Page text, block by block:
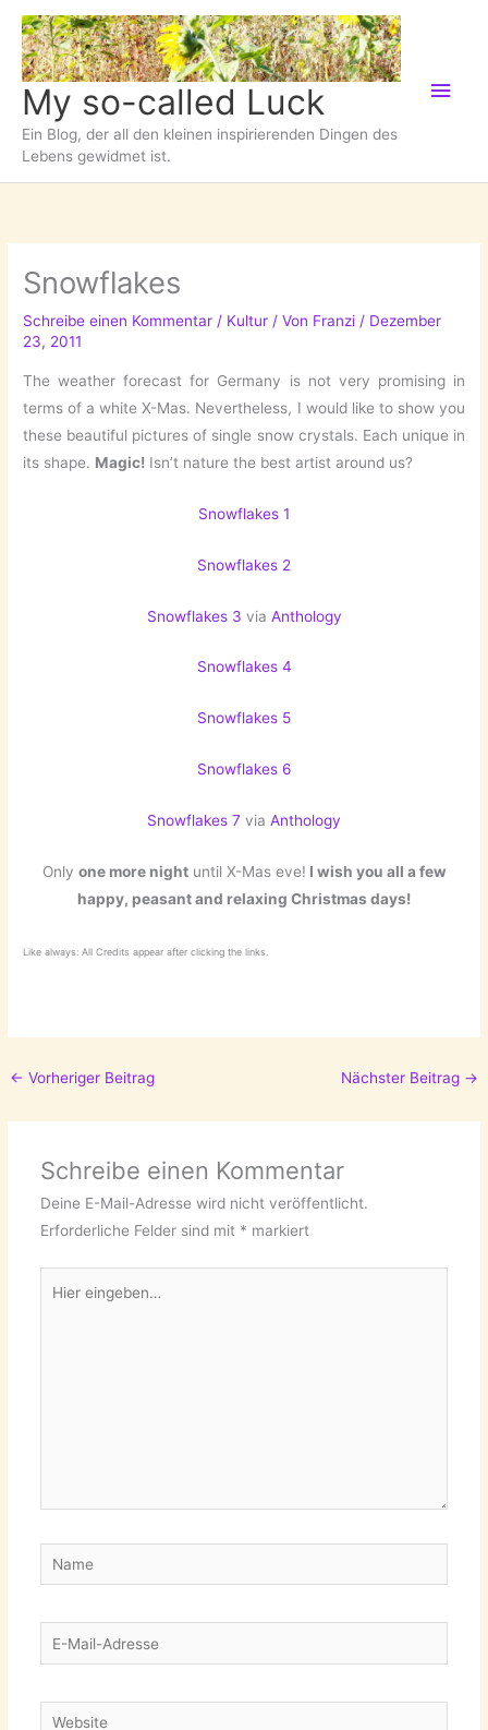
Zum
Inhalt
springen
My so-called Luck
Ein Blog, der all den kleinen inspirierenden Dingen des
Lebens gewidmet ist.
Snowflakes
Schreibe einen Kommentar / Kultur / Von Franzi/ Dezember
23, 2011
The weather forecast for Germany is not very promising in
terms of a white X-Mas. Nevertheless, I would like to show you
these beautiful pictures of single snow crystals. Each unique in
its shape. Magic! Isn’t nature the best artist around us?
Snowflakes 1
Snowflakes 2
Snowflakes 3 via Anthology
Snowflakes 4
Snowflakes 5
Snowflakes 6
Snowflakes 7 via Anthology
Only one more nightuntil X-Mas eve! I wish you all a few
happy, peasant and relaxing Christmas days!
Like always: All Credits appear after clicking the links.
← Vorheriger Beitrag Nächster Beitrag →
Schreibe einen Kommentar
Deine E-Mail-Adresse wird nicht veröffentlicht.
Erforderliche Felder sind mit * markiert
eingeben…
Name
E-
Mail-
Website